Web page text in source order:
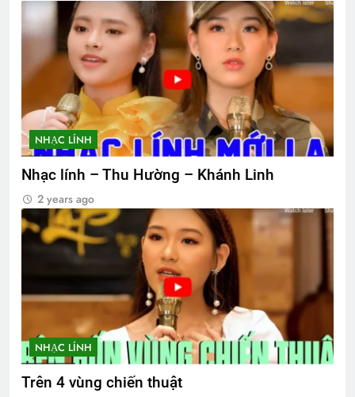
NHẠC LÍNH
Nhạc lính – Thu Hường – Khánh Linh
2 years ago
NHẠC LÍNH
Trên 4 vùng chiến thuật